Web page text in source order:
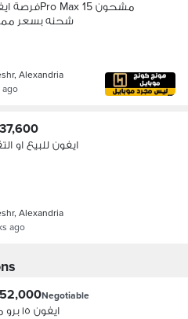
شحنه بسعر
Alexandria
ago
ايفون للبيع او
Alexandria
ago
Negotiable
ايفون ١٥ برو ماكس